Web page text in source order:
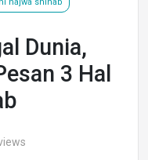
Dunia,
3 Hal